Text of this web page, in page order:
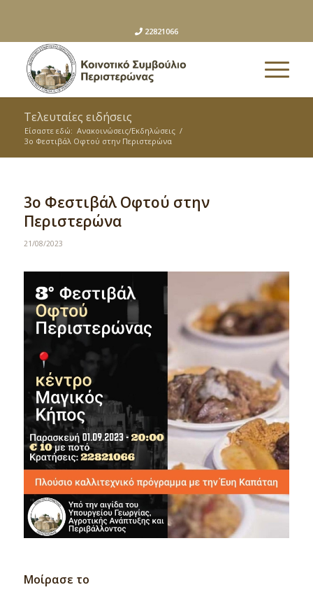
22821066
Τελευταίες ειδήσεις
Είσαστε εδώ: Ανακοινώσεις/Εκδηλώσεις /
3ο Φεστιβάλ Οφτού στην Περιστερώνα
3ο Φεστιβάλ Οφτού στην
Περιστερώνα
21/08/2023
Μοίρασε το